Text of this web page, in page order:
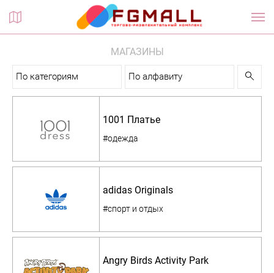
Планы этажей
МАГАЗИНЫ
По категориям По алфавиту
1001 Платье
#одежда
adidas Originals
#спорт и отдых
Angry Birds Activity Park